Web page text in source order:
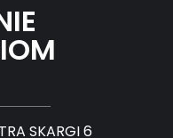
SKARGI 6